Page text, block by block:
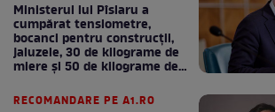
Ministerul lui Pîslaru a
cumpărat tensiometre,
bocanci pentru construcții,
jaluzele, 30 de kilograme de
miere și 50 de kilograme de
RECOMANDARE PE A1.RO